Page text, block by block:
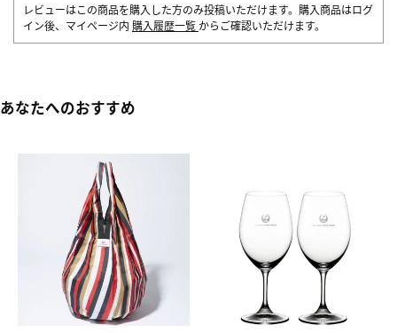
レビューはこの商品を購入した方のみ投稿いただけます。購入商品はログ
イン後、マイページ内 購入履歴一覧 からご確認いただけます。
あなたへのおすすめ